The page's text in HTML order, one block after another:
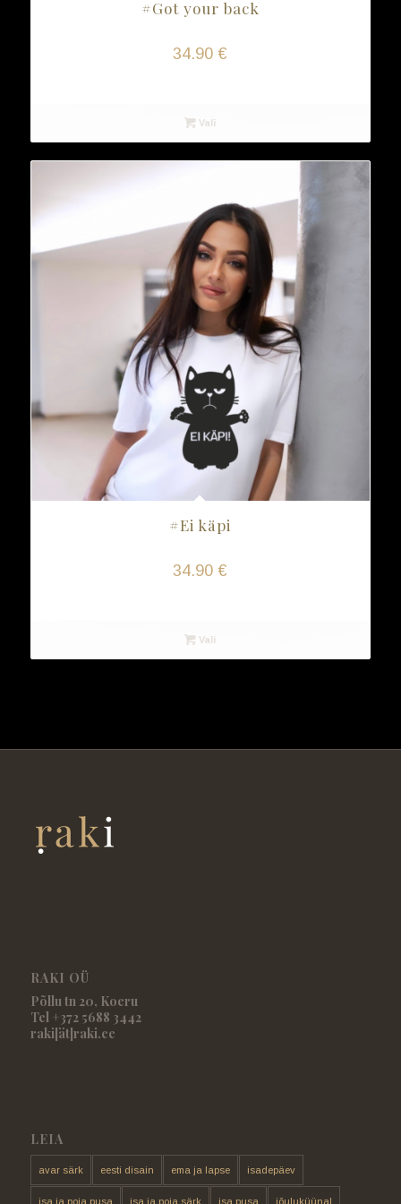
#Got your back
34.90€
Vali
#Ei käpi
34.90€
Vali
RAKI OÜ
Põllu tn 20, Koeru
Tel +372 5688 3442
raki[ät]raki.ee
LEIA
avar särk eesti disain ema ja lapse isadepäev
isa ja poja pusa isa ja poja särk isa pusa jõuluküünal